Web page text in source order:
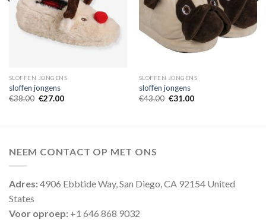
SLOFFEN JONGENS
sloffen jongens
€38.00 €27.00
SLOFFEN JONGENS
sloffen jongens
€43.00 €31.00
NEEM CONTACT OP MET ONS
Adres:4906 Ebbtide Way, San Diego, CA 92154 United
States
Voor oproep: +1 646 868 9032